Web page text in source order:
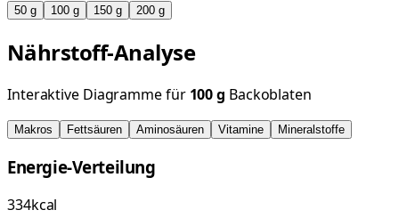
50 g 100 g 150 g 200 g
Nährstoff-Analyse
Interaktive Diagramme für 100g Backoblaten
Makros Fettsäuren Aminosäuren Vitamine Mineralstoffe
Energie-Verteilung
334kcal